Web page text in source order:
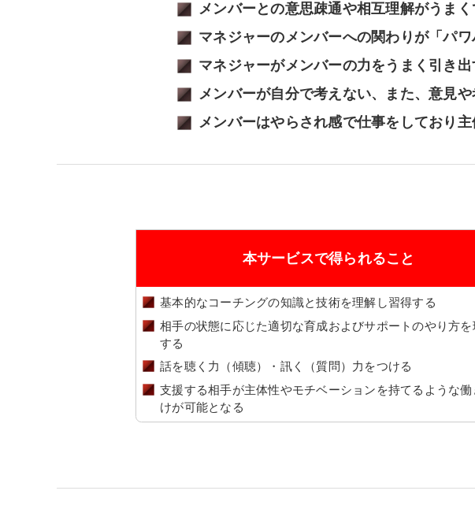
メンバーとの意思疎通や相互理解がうま
マネジャーのメンバーへの関わりが「パ
マネジャーがメンバーの力をうまく引き
メンバーが自分で考えない、また、意見
メンバーはやらされ感で仕事をしており
本サービスで得られること
基本的なコーチングの知識と技術を理解し習得する
相手の状態に応じた適切な育成およびサポートのやり方を
する
話を聴く力（傾聴）・訊く（質問）力をつける
支援する相手が主体性やモチベーションを持てるような働
けが可能となる